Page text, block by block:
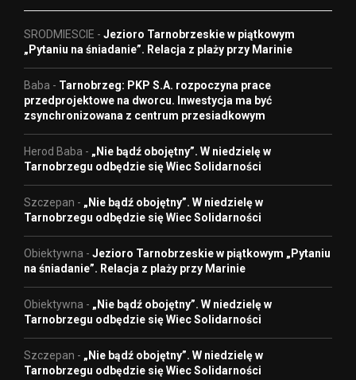
SRODMIESCIE - Jezioro Tarnobrzeskie w piątkowym
„Pytaniu na śniadanie”. Relacja z plaży przy Marinie
Baba - Tarnobrzeg: PKP S.A. rozpoczyna prace
przedprojektowe na dworcu. Inwestycja ma być
zsynchronizowana z centrum przesiadkowym
Herod Baba - „Nie bądź obojętny”. W niedzielę w
Tarnobrzegu odbędzie się Wiec Solidarności
Szczepan - „Nie bądź obojętny”. W niedzielę w
Tarnobrzegu odbędzie się Wiec Solidarności
Obiektywna - Jezioro Tarnobrzeskie w piątkowym „Pytaniu
na śniadanie”. Relacja z plaży przy Marinie
Obiektywna - „Nie bądź obojętny”. W niedzielę w
Tarnobrzegu odbędzie się Wiec Solidarności
Szczepan - „Nie bądź obojętny”. W niedzielę w
Tarnobrzegu odbędzie się Wiec Solidarności